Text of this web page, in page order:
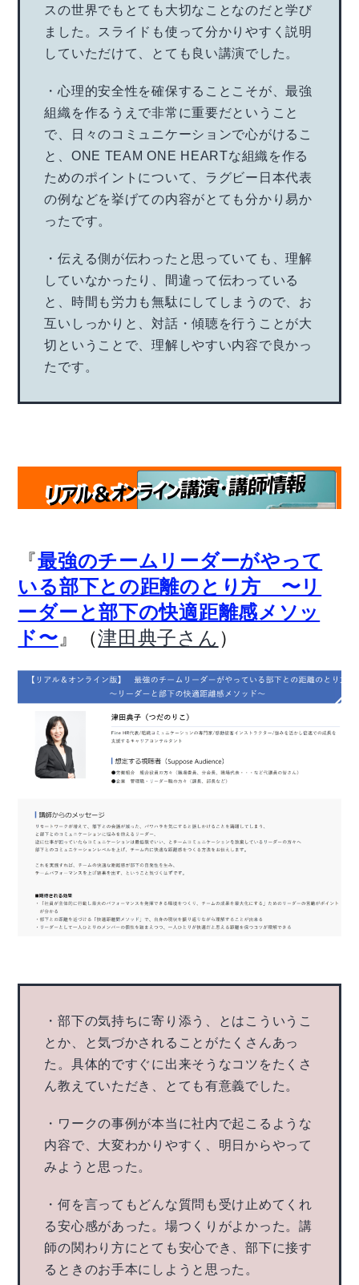
スの世界でもとても大切なことなのだと学び
ました。スライドも使って分かりやすく説明
していただけて、とても良い講演でした。
・心理的安全性を確保することこそが、最強
組織を作るうえで非常に重要だということ
で、日々のコミュニケーションで心がけるこ
と、ONE TEAM ONE HEARTな組織を作る
ためのポイントについて、ラグビー日本代表
の例などを挙げての内容がとても分かり易か
ったです。
・伝える側が伝わったと思っていても、理解
していなかったり、間違って伝わっている
と、時間も労力も無駄にしてしまうので、お
互いしっかりと、対話・傾聴を行うことが大
切ということで、理解しやすい内容で良かっ
たです。
『最強のチームリーダーがやって
いる部下との距離のとり方 〜リ
ーダーと部下の快適距離感メソッ
ド〜 』（津田典子さん ）
・部下の気持ちに寄り添う、とはこういうこ
とか、と気づかされることがたくさんあっ
た。具体的ですぐに出来そうなコツをたくさ
ん教えていただき、とても有意義でした。
・ワークの事例が本当に社内で起こるような
内容で、大変わかりやすく、明日からやって
みようと思った。
・何を言ってもどんな質問も受け止めてくれ
る安心感があった。場つくりがよかった。講
師の関わり方にとても安心でき、部下に接す
るときのお手本にしようと思った。